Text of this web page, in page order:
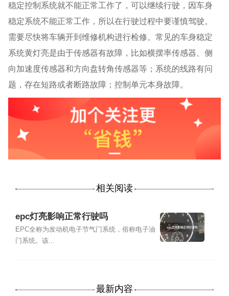
稳定控制系统就不能正常工作了，可以继续行驶，因车身
稳定系统不能正常工作，所以在行驶过程中要谨慎驾驶。
需要尽快将车辆开到维修机构进行检修。常见的车身稳定
系统黄灯亮是由于传感器有故障，比如横摆率传感器、侧
向加速度传感器和方向盘转角传感器等；系统的线路有问
题，存在短路或者断路故障；控制单元本身故障。
相关阅读
epc灯亮影响正常行驶吗
EPC全称为发动机电子节气门系统，俗称电子油
门系统。该...
最新内容